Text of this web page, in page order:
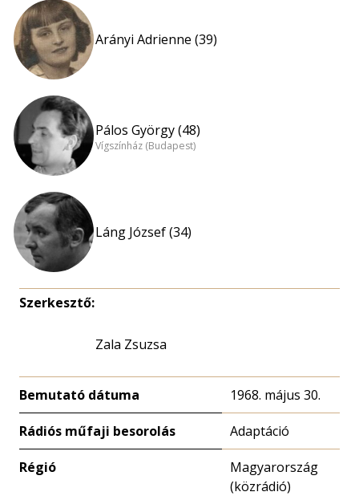
Arányi Adrienne (39)
Pálos György (48)
Vígszínház (Budapest)
Láng József (34)
Szerkesztő:
Zala Zsuzsa
Bemutató dátuma 1968. május 30.
Rádiós műfaji besorolás Adaptáció
Régió
Magyarország
(közrádió)